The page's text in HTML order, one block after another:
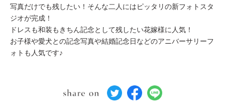
写真だけでも残したい！そんな二人にはピッタリの新フォトスタ
ジオが完成！
ドレスも和装もきちん記念として残したい花嫁様に人気！
お子様や愛犬との記念写真や結婚記念日などのアニバーサリーフ
ォトも人気です♪